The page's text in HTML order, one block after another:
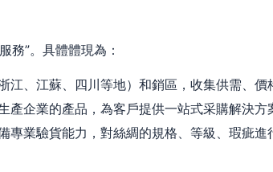
務”。具體體現為：
、江蘇、四川等地）和銷區，收集供需、價
產企業的產品，為客戶提供一站式采購解決方
專業驗貨能力，對絲綢的規格、等級、瑕疵進